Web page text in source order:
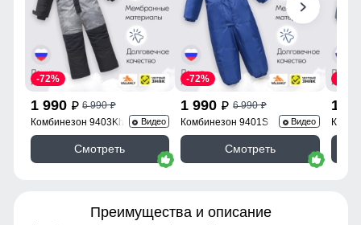
1 990 p 6 990p
-72%
Комбинезон 9403Kh Видео
Смотреть
1 990 p 6 990p
-72%
Комбинезон 9401S Видео
Смотреть
1
Преимущества и описание